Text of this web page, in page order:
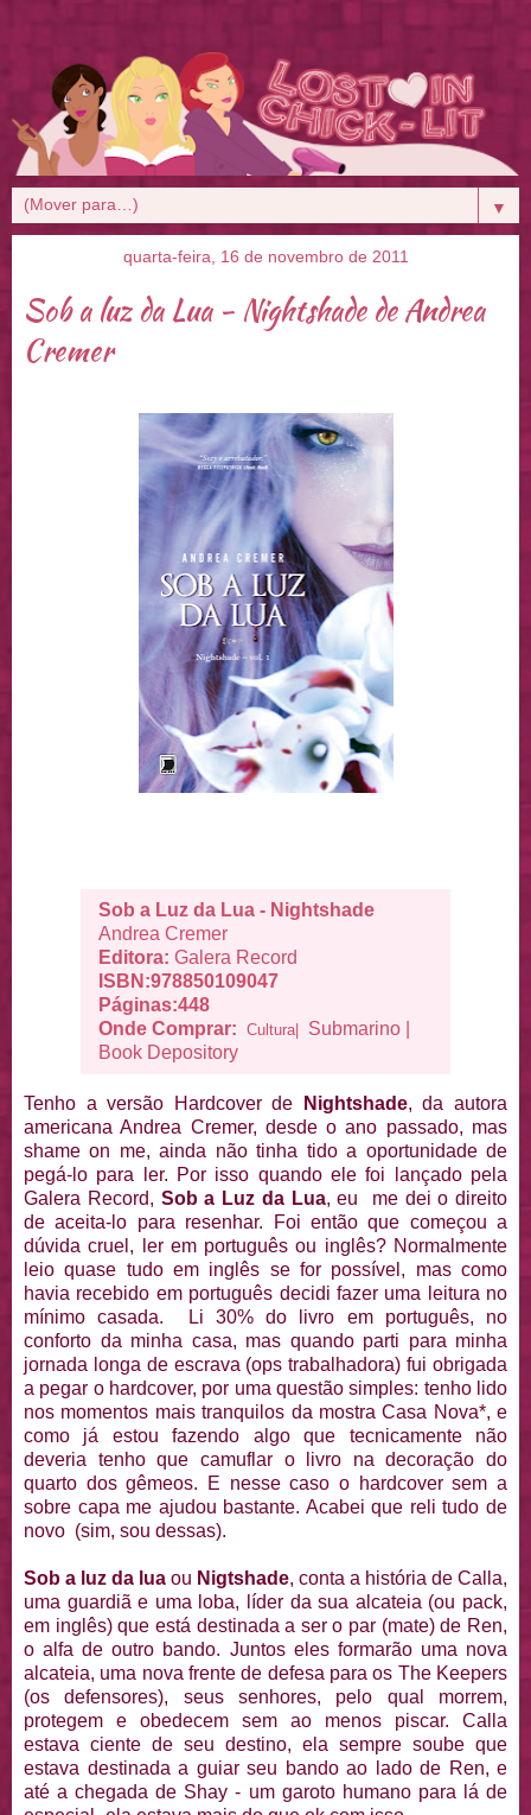
▼
quarta-feira, 16 de novembro de 2011
Sob a luz da Lua - Nightshade de Andrea
Cremer
Sob a Luz da Lua - Nightshade
Andrea Cremer
Editora: Galera Record
ISBN:978850109047
Páginas:448
Onde Comprar:
Cultura| Submarino
Book Depository
Tenho a versão Hardcover de Nightshade, da autora
americana Andrea Cremer, desde o ano passado, mas
shame on me, ainda não tinha tido a oportunidade de
pegá-lo para ler. Por isso quando ele foi lançado pela
Galera Record, Sob a Luz da Lua, eu me dei o direito
de aceita-lo para resenhar. Foi então que começou a
dúvida cruel, ler em português ou inglês? Normalmente
leio quase tudo em inglês se for possível, mas como
havia recebido em português decidi fazer uma leitura no
mínimo casada. Li 30% do livro em português, no
conforto da minha casa, mas quando parti para minha
jornada longa de escrava (ops trabalhadora) fui obrigada
a pegar o hardcover, por uma questão simples: tenho lido
nos momentos mais tranquilos da mostra Casa Nova*, e
como já estou fazendo algo que tecnicamente não
deveria tenho que camuflar o livro na decoração do
quarto dos gêmeos. E nesse caso o hardcover sem a
sobre capa me ajudou bastante. Acabei que reli tudo de
novo (sim, sou dessas).
Sob a luz da lua ou Nigtshade, conta a história de Calla,
uma guardiã e uma loba, líder da sua alcateia (ou pack,
em inglês) que está destinada a ser o par (mate) de Ren,
o alfa de outro bando. Juntos eles formarão uma nova
alcateia, uma nova frente de defesa para os The Keepers
(os defensores), seus senhores, pelo qual morrem,
protegem e obedecem sem ao menos piscar. Calla
estava ciente de seu destino, ela sempre soube que
estava destinada a guiar seu bando ao lado de Ren, e
até a chegada de Shay - um garoto humano para lá de